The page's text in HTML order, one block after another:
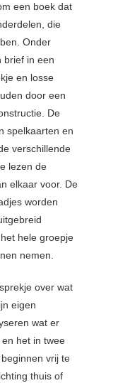
een boek dat
die
Onder
brief in een
en losse
door een
De
spelkaarten en
verschillende
lezen de
elkaar voor. De
worden
hele groepje
nemen.
over wat
eigen
wat er
het in twee
vrij te
thuis of